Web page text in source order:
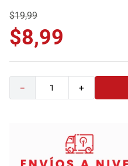
$19,99
$8,99
＋
－
8
9.
havana master
10
camas